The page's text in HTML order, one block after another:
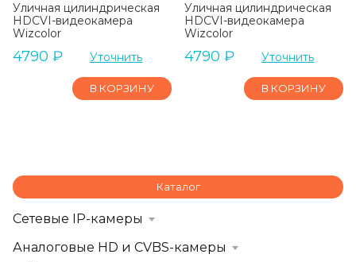
Уличная цилиндрическая
HDCVI-видеокамера
Wizcolor
4790 ₽ Уточнить
В КОРЗИНУ
Уличная цилиндрическая
HDCVI-видеокамера
Wizcolor
4790 ₽ Уточнить
В КОРЗИНУ
Каталог
Сетевые IP-камеры
Аналоговые HD и CVBS-камеры